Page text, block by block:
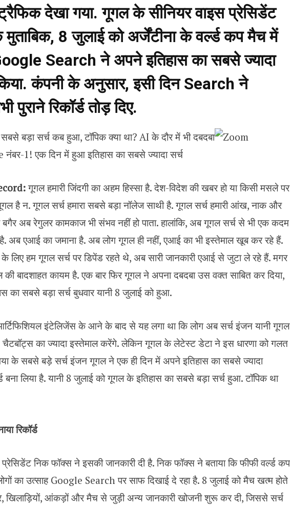
देखा गया. गूगल के सीनियर वाइस प्रेसिडेंट
8 जुलाई को अर्जेंटीना के वर्ल्ड कप मैच में
Search ने अपने इतिहास का सबसे ज्यादा
कंपनी के अनुसार, इसी दिन Search ने
पुराने रिकॉर्ड तोड़ दिए.
1! एक दिन में हुआ इतिहास का सबसे ज्यादा सर्च
गूगल हमारी जिंदगी का अहम हिस्सा है. देश-विदेश की खबर हो या किसी मसले पर
है न. गूगल सर्च हमारा सबसे बड़ा नॉलेज साथी है. गूगल सर्च हमारी आंख, नाक और
अब रेगुलर कामकाज भी संभव नहीं हो पाता. हालांकि, अब गूगल सर्च से भी एक कदम
अब एआई का जमाना है. अब लोग गूगल ही नहीं, एआई का भी इस्तेमाल खूब कर रहे हैं.
लिए हम गूगल सर्च पर डिपेंड रहते थे, अब सारी जानकारी एआई से जुटा ले रहे हैं. मगर
बादशाहत कायम है. एक बार फिर गूगल ने अपना दबदबा उस वक्त साबित कर दिया,
का सबसे बड़ा सर्च बुधवार यानी 8 जुलाई को हुआ.
इंटेलिजेंस के आने के बाद से यह लगा था कि लोग अब सर्च इंजन यानी गूगल
का ज्यादा इस्तेमाल करेंगे. लेकिन गूगल के लेटेस्ट डेटा ने इस धारणा को गलत
के सबसे बड़े सर्च इंजन गूगल ने एक ही दिन में अपने इतिहास का सबसे ज्यादा
बना लिया है. यानी 8 जुलाई को गूगल के इतिहास का सबसे बड़ा सर्च हुआ. टॉपिक था
रिकॉर्ड
निक फॉक्स ने इसकी जानकारी दी है. निक फॉक्स ने बताया कि फीफी वर्ल्ड कप
का उत्साह Google Search पर साफ दिखाई दे रहा है. 8 जुलाई को मैच खत्म होते
खिलाड़ियों, आंकड़ों और मैच से जुड़ी अन्य जानकारी खोजनी शुरू कर दी, जिससे सर्च